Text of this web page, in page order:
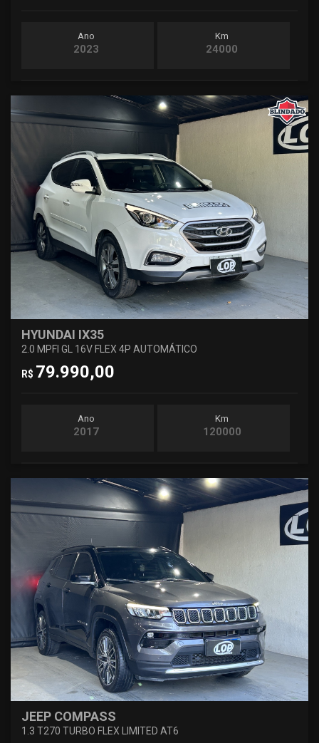
Ano
2023
Km
24000
HYUNDAI IX35
2.0 MPFI GL 16V FLEX 4P AUTOMÁTICO
R$ 79.990,00
Ano
2017
Km
120000
JEEP COMPASS
1.3 T270 TURBO FLEX LIMITED AT6